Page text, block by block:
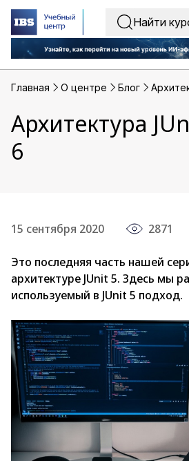
Главная O центре Блог
Архитектура
6
15 сентября 2020 2871
Это последняя часть нашей
архитектуре JUnit 5. Здесь мы
используемый в JUnit 5 подход.